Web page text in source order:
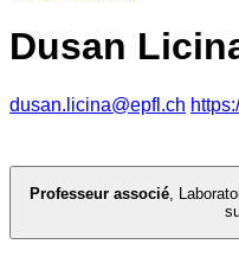
Dusan
dusan.licina@epfl.ch
Professeur associé,